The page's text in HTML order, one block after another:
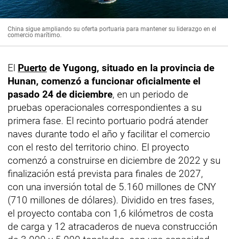
China sigue ampliando su oferta portuaria para mantener su liderazgo en el
comercio marítimo.
El Puerto de Yugong, situado en la provincia de
Hunan, comenzó a funcionar oficialmente el
pasado 24 de diciembre, en un periodo de
pruebas operacionales correspondientes a su
primera fase. El recinto portuario podrá atender
naves durante todo el año y facilitar el comercio
con el resto del territorio chino. El proyecto
comenzó a construirse en diciembre de 2022 y su
finalización está prevista para finales de 2027,
con una inversión total de 5.160 millones de CNY
(710 millones de dólares). Dividido en tres fases,
el proyecto contaba con 1,6 kilómetros de costa
de carga y 12 atracaderos de nueva construcción